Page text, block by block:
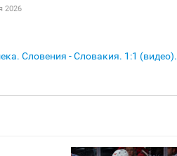
2026
Словения - Словакия. 1:1 (видео).